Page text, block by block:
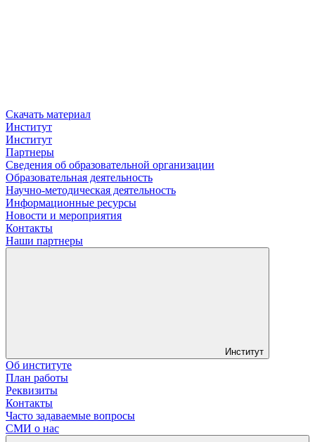
Скачать материал
Институт
Институт
Партнеры
Сведения об образовательной организации
Образовательная деятельность
Научно-методическая деятельность
Информационные ресурсы
Новости и мероприятия
Контакты
Наши партнеры
Институт
Об институте
План работы
Реквизиты
Контакты
Часто задаваемые вопросы
СМИ о нас